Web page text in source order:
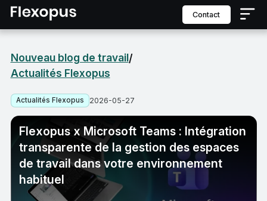
contact
Nouveau blog de travail/
Actualités Flexopus
Actualités Flexopus 2026-05-27
Flexopus x Microsoft Teams : Intégration
transparente de la gestion des espaces
de travail dans votre environnement
habituel